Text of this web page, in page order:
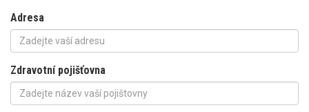
Adresa
Zdravotní pojišťovna